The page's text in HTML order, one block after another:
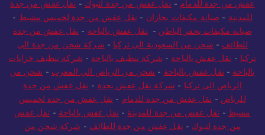
عفش من جدة للدمام -نقل عفش من جدة لتبوك -نقل عفش من جدة
للمدينة-صيانة مكيفات بجازان - نقل عفش من جدة لخميس مشيط-
صيانة مكيفات بحفر الباطن -نقل عفش بالباحة-نقل عفش من جدة
للطائف-شحن من السعودية الى تركيا-شركة شحن من جدة الى
تركيا-نقل عفش بالباحة-شركة تنظيف بالباحة-شركة تنظيف خزانات
بالباحة-نقل عفش بالباحة-شحن من الرياض الي المغرب -شحن من
الرياض الى تركيا- شركة نقل عفش بجدة-نقل عفش من جدة
للرياض -نقل عفش من جدة للدمام - نقل عفش من جدة لخميس
مشيط -نقل عفش من جدة للمدينة- نقل عفش بالباحة -نقل عفش
من جدة لتبوك-نقل عفش من جدة للطائف -شركة شحن من